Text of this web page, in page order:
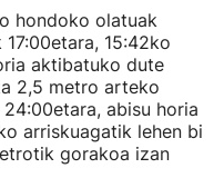
hondoko olatuak
15:42ko
aktibatuko dute
2,5 metro arteko
abisu horia
arriskuagatik lehen bi
gorakoa izan